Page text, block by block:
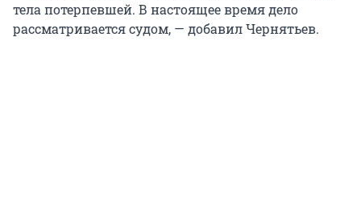
тела потерпевшей. В настоящее время дело
рассматривается судом, — добавил Чернятьев.